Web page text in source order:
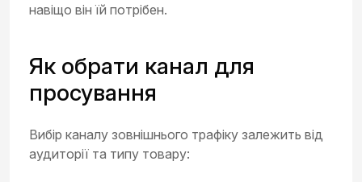
навіщо він їй потрібен.
Як обрати канал для
просування
Вибір каналу зовнішнього трафіку залежить від
аудиторії та типу товару: